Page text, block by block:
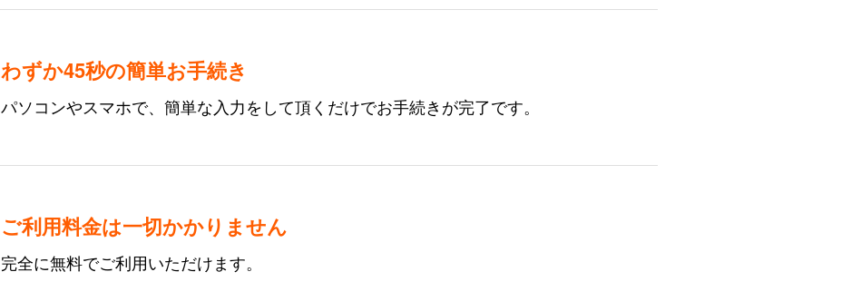
わずか45秒の簡単お手続き
パソコンやスマホで、簡単な入力をして頂くだけでお手続きが完了です。
ご利用料金は一切かかりません
完全に無料でご利用いただけます。